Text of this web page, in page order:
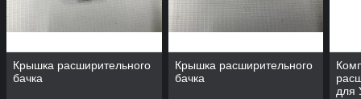
Крышка расширительного
бачка
Крышка расширительного
бачка
для